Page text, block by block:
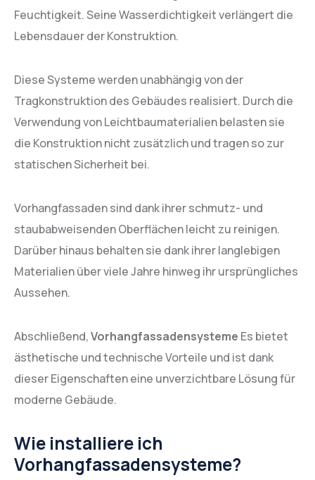
Feuchtigkeit. Seine Wasserdichtigkeit verlängert die
Lebensdauer der Konstruktion.
Diese Systeme werden unabhängig von der
Tragkonstruktion des Gebäudes realisiert. Durch die
Verwendung von Leichtbaumaterialien belasten sie
die Konstruktion nicht zusätzlich und tragen so zur
statischen Sicherheit bei.
Vorhangfassaden sind dank ihrer schmutz- und
staubabweisenden Oberflächen leicht zu reinigen.
Darüber hinaus behalten sie dank ihrer langlebigen
Materialien über viele Jahre hinweg ihr ursprüngliches
Aussehen.
Abschließend,Vorhangfassadensysteme Es bietet
ästhetische und technische Vorteile und ist dank
dieser Eigenschaften eine unverzichtbare Lösung für
moderne Gebäude.
Wie installiere ich
Vorhangfassadensysteme?